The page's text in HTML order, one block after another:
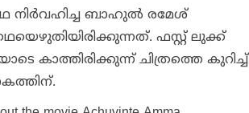
നിര്‍വഹിച്ച ബാഹുല്‍ രമേശ്
ഫസ്റ്റ് ലുക്ക്
കാത്തിരിക്കുന്ന് ചിത്രത്തെ കുറിച്ച്